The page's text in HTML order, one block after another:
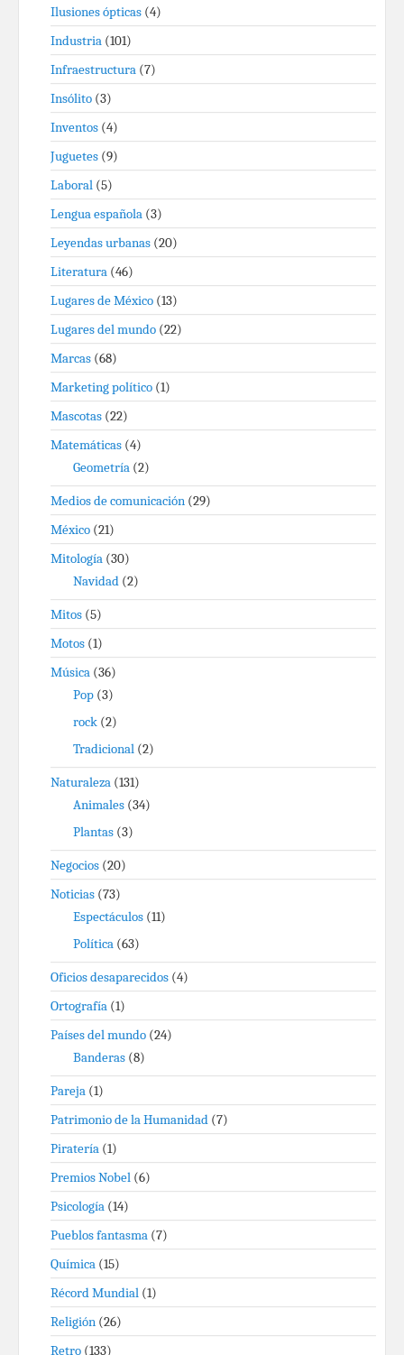
Ilusiones ópticas (4)
Industria (101)
Infraestructura (7)
Insólito (3)
Inventos (4)
Juguetes (9)
Laboral (5)
Lengua española (3)
Leyendas urbanas (20)
Literatura (46)
Lugares de México (13)
Lugares del mundo (22)
Marcas (68)
Marketing político (1)
Mascotas (22)
Matemáticas (4)
Geometría (2)
Medios de comunicación (29)
México (21)
Mitología (30)
Navidad (2)
Mitos (5)
Motos (1)
Música (36)
Pop (3)
rock (2)
Tradicional (2)
Naturaleza (131)
Animales (34)
Plantas (3)
Negocios (20)
Noticias (73)
Espectáculos (11)
Política (63)
Oficios desaparecidos (4)
Ortografía (1)
Países del mundo (24)
Banderas (8)
Pareja (1)
Patrimonio de la Humanidad (7)
Piratería (1)
Premios Nobel (6)
Psicología (14)
Pueblos fantasma (7)
Química (15)
Récord Mundial (1)
Religión (26)
Retro (133)